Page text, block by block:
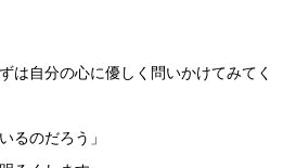
は自分の心に優しく問いかけてみてく
るのだろう」